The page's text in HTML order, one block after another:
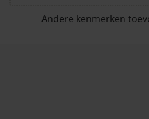
Andere kenmerken